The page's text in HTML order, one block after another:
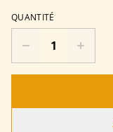
QUANTITÉ